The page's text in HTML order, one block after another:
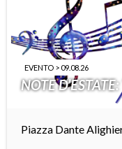
EVENTO > 09.08.26
NOTE
Piazza Dante